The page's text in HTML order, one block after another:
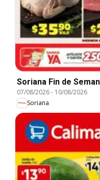
Soriana Fin de
07/08/2026- 10/08/2026
Soriana